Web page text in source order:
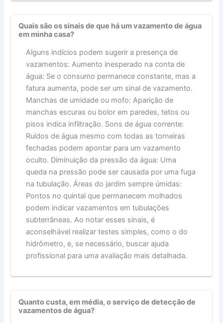
Quais são os sinais de que há um vazamento de água
em minha casa?
Alguns indícios podem sugerir a presença de
vazamentos: Aumento inesperado na conta de
água: Se o consumo permanece constante, mas a
fatura aumenta, pode ser um sinal de vazamento.
Manchas de umidade ou mofo: Aparição de
manchas escuras ou bolor em paredes, tetos ou
pisos indica infiltração. Sons de água corrente:
Ruídos de água mesmo com todas as torneiras
fechadas podem apontar para um vazamento
oculto. Diminuição da pressão da água: Uma
queda na pressão pode ser causada por uma fuga
na tubulação. Áreas do jardim sempre úmidas:
Pontos no quintal que permanecem molhados
podem indicar vazamentos em tubulações
subterrâneas. Ao notar esses sinais, é
aconselhável realizar testes simples, como o do
hidrômetro, e, se necessário, buscar ajuda
profissional para uma avaliação mais detalhada.
Quanto custa, em média, o serviço de detecção de
vazamentos de água?